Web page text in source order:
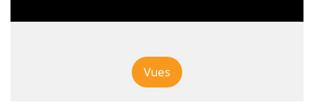
Vues